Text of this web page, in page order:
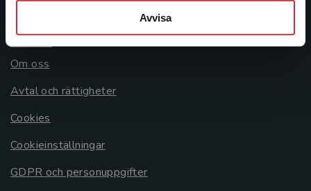
Avvisa
Allmänna länkar
Om oss
Avtal och rättigheter
Cookies
Cookieinställningar
GDPR och personuppgifter